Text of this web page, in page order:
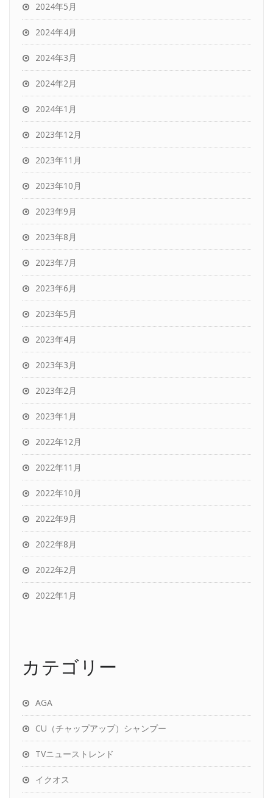
2024年5月
2024年4月
2024年3月
2024年2月
2024年1月
2023年12月
2023年11月
2023年10月
2023年9月
2023年8月
2023年7月
2023年6月
2023年5月
2023年4月
2023年3月
2023年2月
2023年1月
2022年12月
2022年11月
2022年10月
2022年9月
2022年8月
2022年2月
2022年1月
カテゴリー
AGA
CU（チャップアップ）シャンプー
TVニューストレンド
イクオス